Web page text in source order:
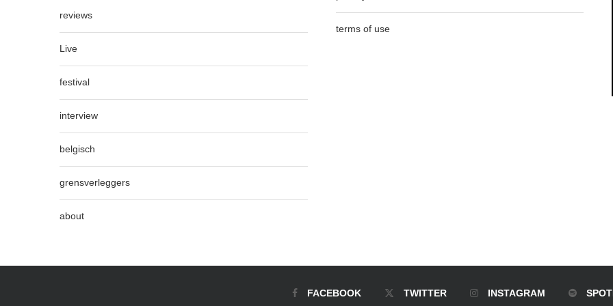
reviews
Live
festival
interview
belgisch
grensverleggers
about
terms of use
FACEBOOK TWITTER INSTAGRAM